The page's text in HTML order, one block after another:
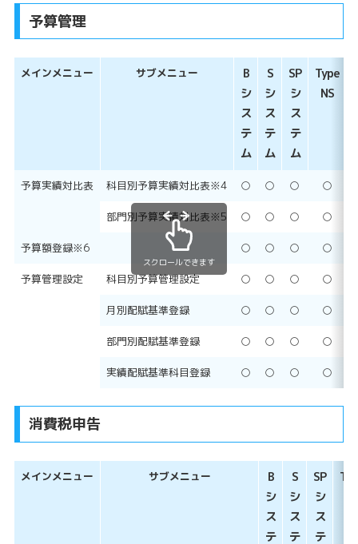
予算管理
メインメニュー サブメニュー
B
シ
ス
テ
ム
S
シ
ス
テ
ム
SP
シ
ス
テ
ム
Type
NS
予算実績対比表 科目別予算実績対比表※4 ○ ○ ○ ○
部門別予算実績対比表※5 ○ ○ ○ ○
予算額登録※6 ○ ○ ○ ○
予算管理設定 科目別予算管理設定 ○ ○ ○ ○
月別配賦基準登録 ○ ○ ○ ○
部門別配賦基準登録 ○ ○ ○ ○
実績配賦基準科目登録 ○ ○ ○ ○
スクロールできます
消費税申告
メインメニュー サブメニュー
B
シ
ス
テ
S
シ
ス
テ
SP
シ
ス
テ